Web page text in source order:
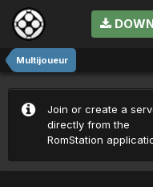
Multijoueur
Join or create a
directly from the
RomStation